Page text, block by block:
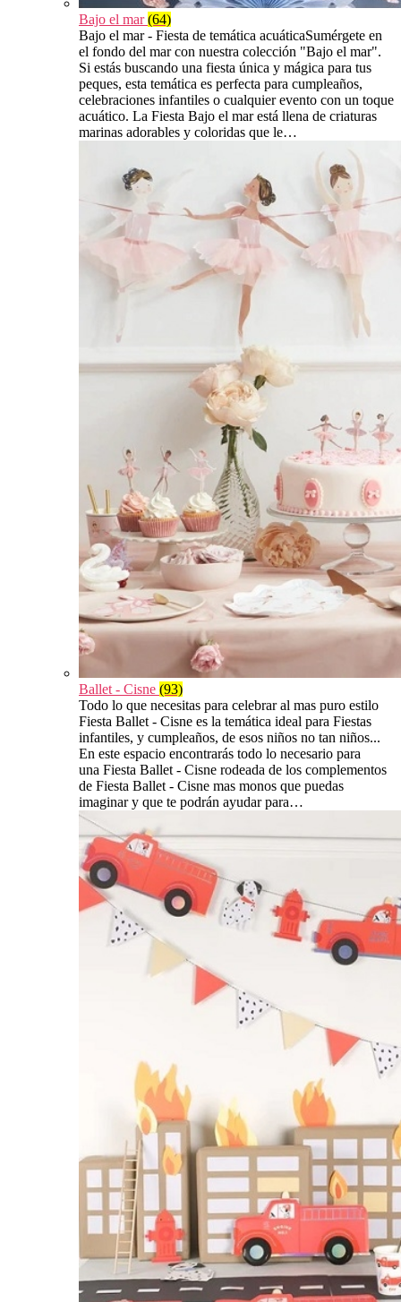
Bajo el mar(64)
Bajo el mar - Fiesta de temática acuáticaSumérgete en
el fondo del mar con nuestra colección "Bajo el mar".
Si estás buscando una fiesta única y mágica para tus
peques, esta temática es perfecta para cumpleaños,
celebraciones infantiles o cualquier evento con un toque
acuático. La Fiesta Bajo el mar está llena de criaturas
marinas adorables y coloridas que le…
Ballet - Cisne (93)
Todo lo que necesitas para celebrar al mas puro estilo
Fiesta Ballet - Cisne es la temática ideal para Fiestas
infantiles, y cumpleaños, de esos niños no tan niños...
En este espacio encontrarás todo lo necesario para
una Fiesta Ballet - Cisne rodeada de los complementos
de Fiesta Ballet - Cisne mas monos que puedas
imaginar y que te podrán ayudar para…